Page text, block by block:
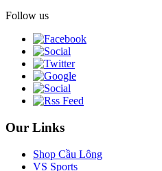
Follow us
Our Links
Shop Cầu Lông
VS Sports